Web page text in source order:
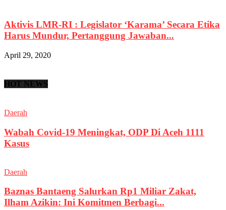
Aktivis LMR-RI : Legislator ‘Karama’ Secara Etika
Harus Mundur, Pertanggung Jawaban...
April 29, 2020
HOT NEWS
Daerah
Wabah Covid-19 Meningkat, ODP Di Aceh 1111
Kasus
Daerah
Baznas Bantaeng Salurkan Rp1 Miliar Zakat,
Ilham Azikin: Ini Komitmen Berbagi...